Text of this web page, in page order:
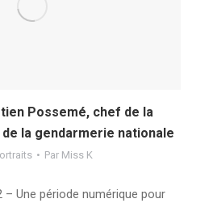
Possemé, chef de la
la gendarmerie nationale
Par Miss K
– Une période numérique pour